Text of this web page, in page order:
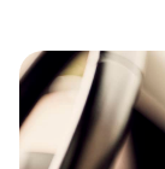
Image